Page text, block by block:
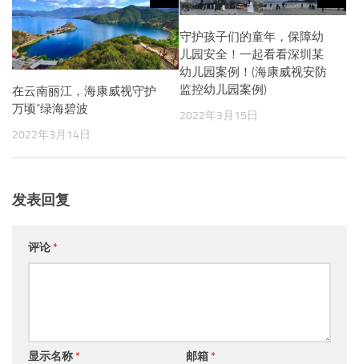
在云南丽江，海康威视守护
万顷“绿海碧波
2022年3月14日
守护孩子们的童年，保障幼
儿园安全！一起看看深圳某
幼儿园案例！(海康威视安防
监控幼儿园案例)
2022年3月15日
发表回复
评论*
显示名称* 邮箱*